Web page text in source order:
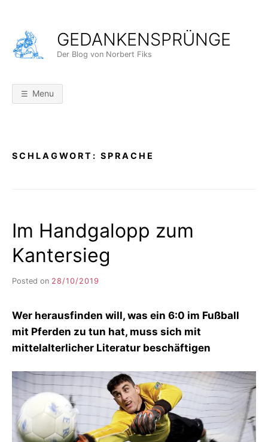
content
GEDANKENSPRÜNGE
Der Blog von Norbert Fiks
Menu
SCHLAGWORT: SPRACHE
Im Handgalopp zum
Kantersieg
Posted on 28/10/2019
I
K
L
E
R
Wer herausfinden will, was ein 6:0 im Fußball
mit Pferden zu tun hat, muss sich mit
mittelalterlicher Literatur beschäftigen